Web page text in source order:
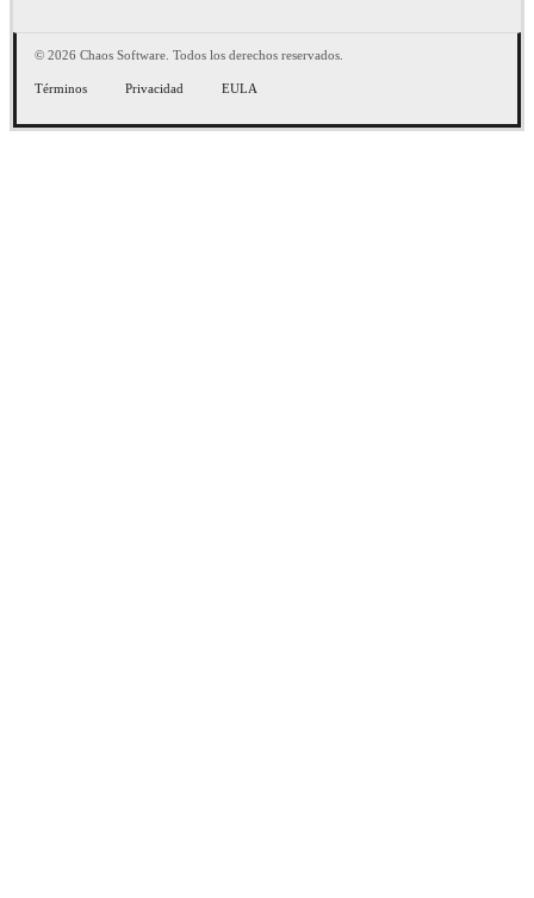
© 2026 Chaos Software. Todos los derechos reservados.
Términos Privacidad EULA